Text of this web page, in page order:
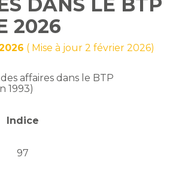
DANS LE BTP
2026
( Mise à jour 2 février 2026)
affaires dans le BTP
1993)
Indice
97